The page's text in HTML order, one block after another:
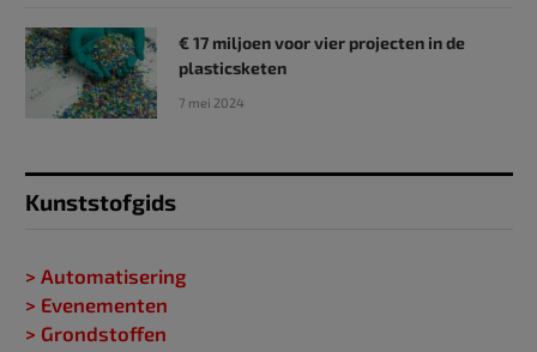
€ 17 miljoen voor vier projecten in de
plasticsketen
7 mei 2024
Kunststofgids
> Automatisering
> Evenementen
> Grondstoffen